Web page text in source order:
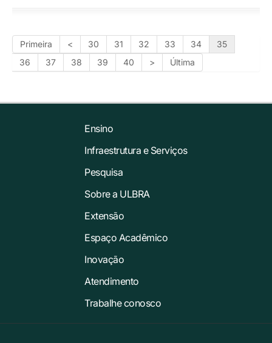
Primeira < 30 31 32 33 34
35
36
37 38 39 40 > Última
Ensino
Infraestrutura e Serviços
Pesquisa
Sobre a ULBRA
Extensão
Espaço Acadêmico
Inovação
Atendimento
Trabalhe conosco